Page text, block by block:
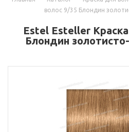
волос 9/35 Блондин
Estel Esteller
Блондин